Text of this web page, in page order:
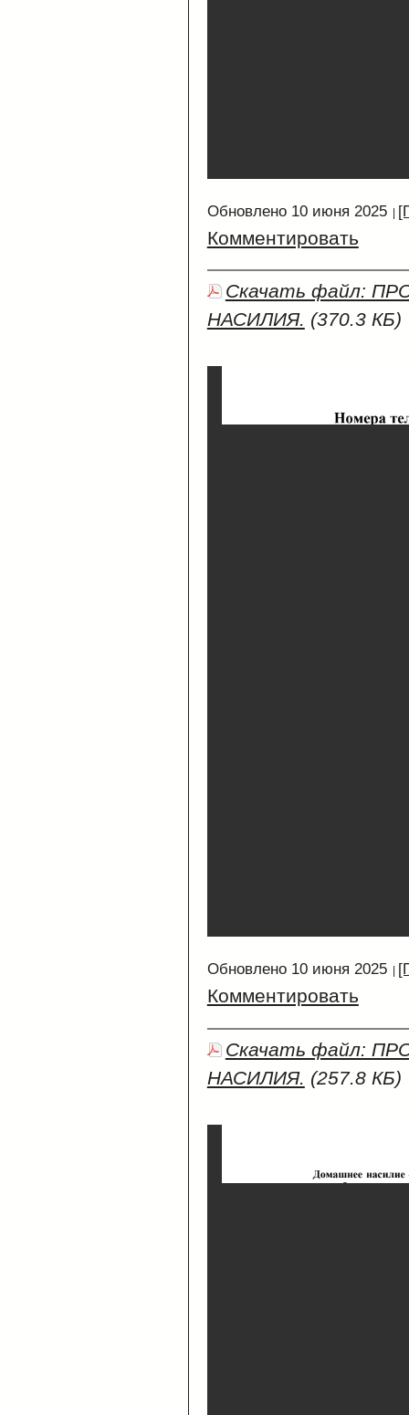
Обновлено 10 июня 2025
Комментировать
Скачать файл:
НАСИЛИЯ. (370.3 КБ)
Обновлено 10 июня 2025
Комментировать
Скачать файл:
НАСИЛИЯ. (257.8 КБ)